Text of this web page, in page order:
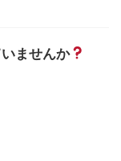
ませんか